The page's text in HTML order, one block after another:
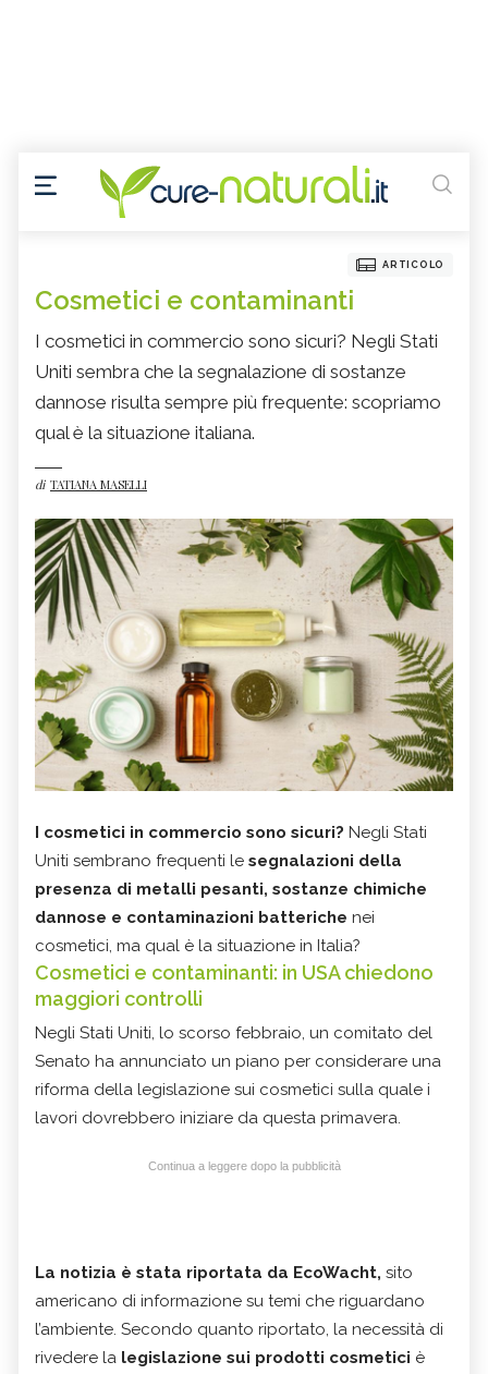
ARTICOLO
Cosmetici e contaminanti
I cosmetici in commercio sono sicuri? Negli Stati
Uniti sembra che la segnalazione di sostanze
dannose risulta sempre più frequente: scopriamo
qual è la situazione italiana.
di TATIANA MASELLI
I cosmetici in commercio sono sicuri? Negli Stati
Uniti sembrano frequenti le segnalazioni della
presenza di metalli pesanti, sostanze chimiche
dannose e contaminazioni batteriche nei
cosmetici, ma qual è la situazione in Italia?
Cosmetici e contaminanti: in USA chiedono
maggiori controlli
Negli Stati Uniti, lo scorso febbraio, un comitato del
Senato ha annunciato un piano per considerare una
riforma della legislazione sui cosmetici sulla quale i
lavori dovrebbero iniziare da questa primavera.
Continua a leggere dopo la pubblicità
La notizia è stata riportata da EcoWacht, sito
americano di informazione su temi che riguardano
l’ambiente. Secondo quanto riportato, la necessità di
rivedere la legislazione sui prodotti cosmetici è